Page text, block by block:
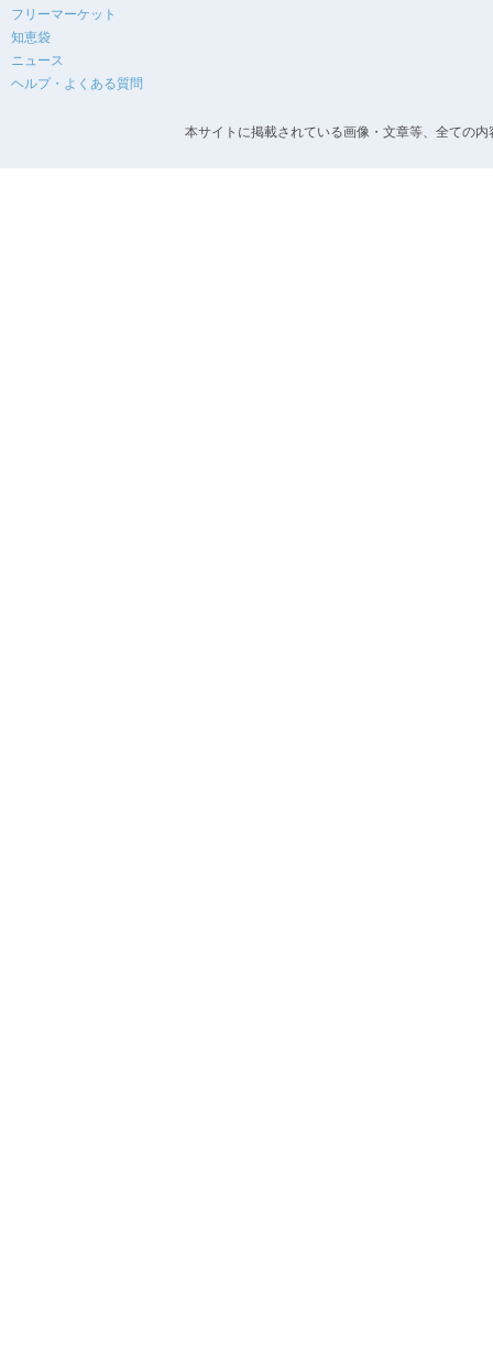
フリーマーケット
知恵袋
ニュース
ヘルプ・よくある質問
本サイトに掲載されている画像・文章等、全ての